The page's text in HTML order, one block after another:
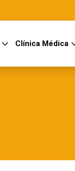
Clínica Médica